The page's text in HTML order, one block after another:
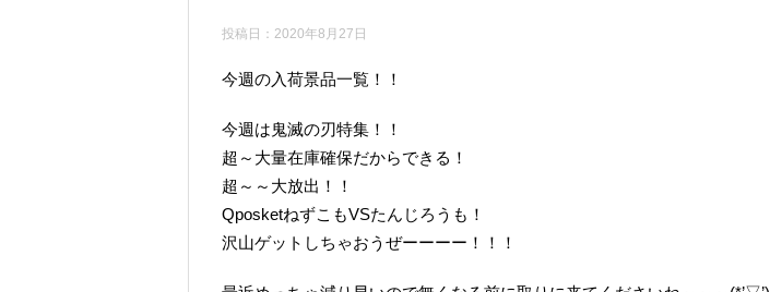
投稿日： 2020年8月27日
今週の入荷景品一覧！！
今週は鬼滅の刃特集！！
超～大量在庫確保だからできる！
超～～大放出！！
QposketねずこもVSたんじろうも！
沢山ゲットしちゃおうぜーーーー！！！